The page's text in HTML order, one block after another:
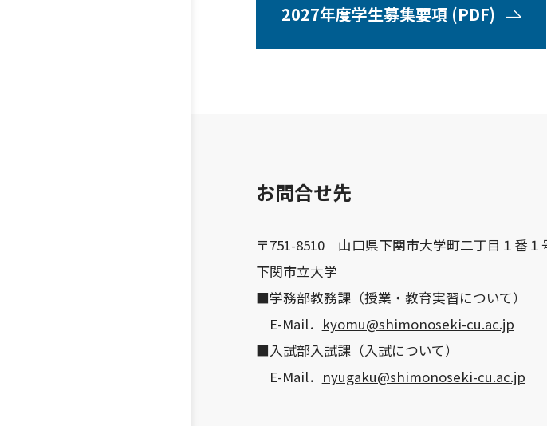
2027年度学生募集要項 (PDF)
お問合せ先
〒751-8510 山口県下関市大学町二丁目１番１
下関市立大学
■学務部教務課（授業・教育実習について）
E-Mail． kyomu@shimonoseki-cu.ac.jp
■入試部入試課（入試について）
E-Mail． nyugaku@shimonoseki-cu.ac.jp